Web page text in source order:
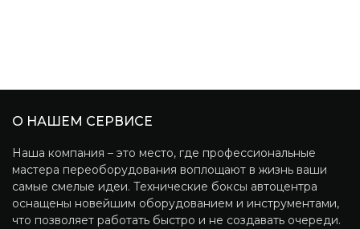
О НАШЕМ СЕРВИСЕ
Наша компания – это место, где профессиональные
мастера переоборудования воплощают в жизнь ваши
самые смелые идеи. Технические боксы автоцентра
оснащены новейшим оборудованием и инструментами,
что позволяет работать быстро и не создавать очереди.